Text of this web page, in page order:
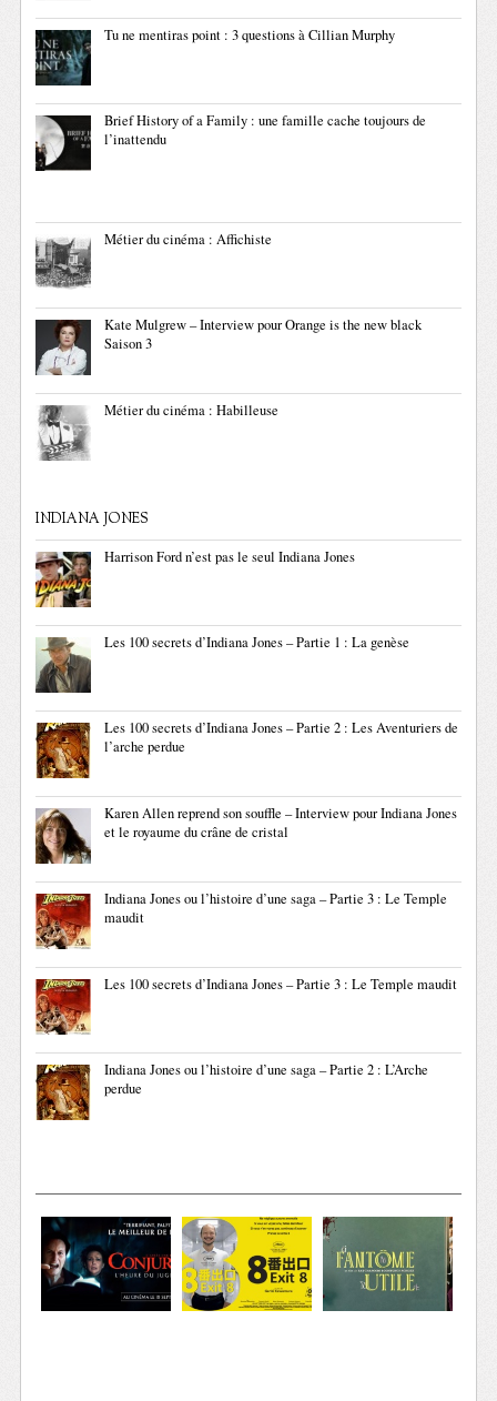
Tu ne mentiras point : 3 questions à Cillian Murphy
Brief History of a Family : une famille cache toujours de
l’inattendu
Métier du cinéma : Affichiste
Kate Mulgrew – Interview pour Orange is the new black
Saison 3
Métier du cinéma : Habilleuse
INDIANA JONES
Harrison Ford n’est pas le seul Indiana Jones
Les 100 secrets d’Indiana Jones – Partie 1 : La genèse
Les 100 secrets d’Indiana Jones – Partie 2 : Les Aventuriers de
l’arche perdue
Karen Allen reprend son souffle – Interview pour Indiana Jones
et le royaume du crâne de cristal
Indiana Jones ou l’histoire d’une saga – Partie 3 : Le Temple
maudit
Les 100 secrets d’Indiana Jones – Partie 3 : Le Temple maudit
Indiana Jones ou l’histoire d’une saga – Partie 2 : L’Arche
perdue